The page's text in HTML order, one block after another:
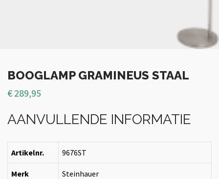
BOOGLAMP GRAMINEUS STAAL
€ 289,95
AANVULLENDE INFORMATIE
Artikelnr. 9676ST
Merk Steinhauer